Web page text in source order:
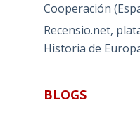
Cooperación
Recensio.net,
Historia de
BLOGS